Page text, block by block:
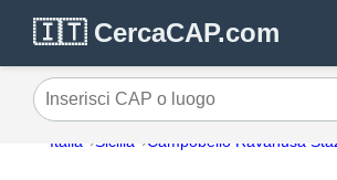
🇮🇹 CercaCAP.com
Inserisci CAP o luogo
Italia Sicilia Campobello Ravanusa